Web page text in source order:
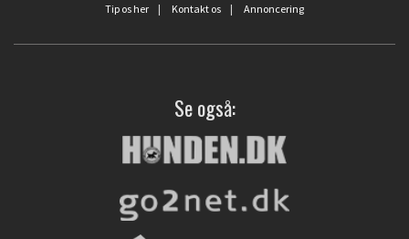
Tip os her | Kontakt os | Annoncering
Se også: